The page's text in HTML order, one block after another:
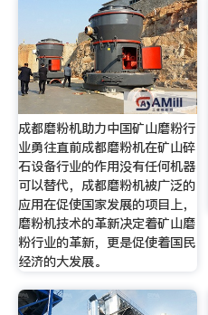
成都磨粉机助力中国矿山磨粉行
业勇往直前成都磨粉机在矿山碎
石设备行业的作用没有任何机器
可以替代，成都磨粉机被广泛的
应用在促使国家发展的项目上，
磨粉机技术的革新决定着矿山磨
粉行业的革新，更是促使着国民
经济的大发展。